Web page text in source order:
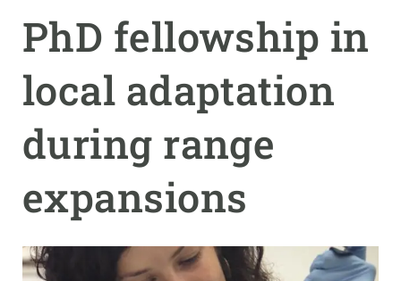
PhD fellowship in
local adaptation
during range
expansions
Responsive
menu
CIÈNCIA EN ACCIÓ
UNEIX-TE A NOSALTRES
NOTÍCIES I AGENDA